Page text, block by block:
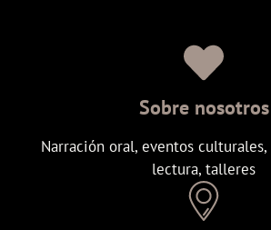
Sobre nosotros
Narración oral, eventos
lectura, talleres